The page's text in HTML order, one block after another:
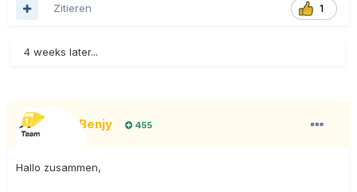
1
Zitieren
4 weeks later...
BigBenjy 455
Hallo zusammen,